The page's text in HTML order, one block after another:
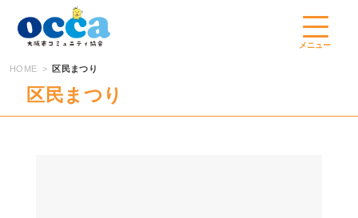
ン
メニュー
HOME 区民まつり
区民まつり